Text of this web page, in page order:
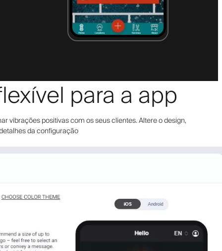
para a app
vibrações positivas com os seus clientes. Altere o design,
da configuração